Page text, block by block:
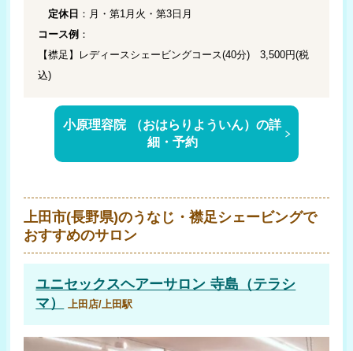
定休日 ：月・第1月火・第3日月
コース例 ：
【襟足】レディースシェービングコース(40分) 3,500円(税
込)
小原理容院 （おはらりよういん）の詳
細・予約
上田市(長野県)のうなじ・襟足シェービングで
おすすめのサロン
ユニセックスヘアーサロン 寺島（テラシ
マ）
上田店/上田駅